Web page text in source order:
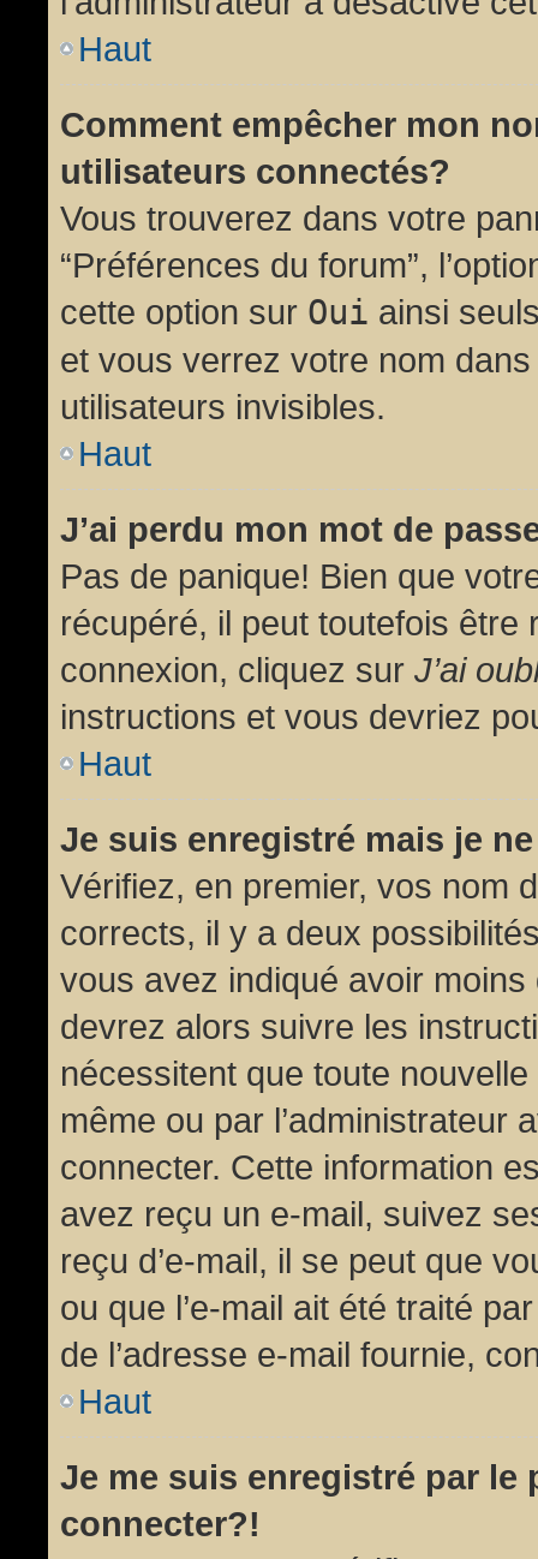
Haut
Comment empêcher mon
utilisateurs connectés?
Vous trouverez dans votre
“Préférences du forum”,
cette option sur Oui ainsi
et vous verrez votre nom
utilisateurs invisibles.
Haut
J’ai perdu mon mot de
Pas de panique! Bien que
récupéré, il peut toutefois être
connexion, cliquez sur J’ai
instructions et vous devriez
Haut
Je suis enregistré mais je
Vérifiez, en premier, vos nom
corrects, il y a deux
vous avez indiqué avoir
devrez alors suivre les
nécessitent que toute
même ou par l’administrateur
connecter. Cette information
avez reçu un e-mail, suivez
reçu d’e-mail, il se peut que
ou que l’e-mail ait été traité
de l’adresse e-mail fournie,
Haut
Je me suis enregistré par le
connecter?!